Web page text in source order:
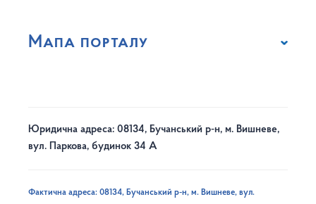
Мапа порталу
Юридична адреса: 08134, Бучанський р-н, м. Вишневе,
вул. Паркова, будинок 34 А
Фактична адреса: 08134, Бучанський р-н, м. Вишневе, вул.